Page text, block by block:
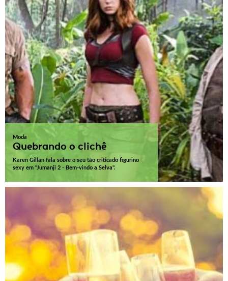
Moda
Quebrando o clichê
Karen Gillan fala sobre o seu tão criticado figurino
sexy em "Jumanji 2 - Bem-vindo a Selva".